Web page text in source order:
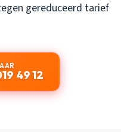
gereduceerd tarief
49 12